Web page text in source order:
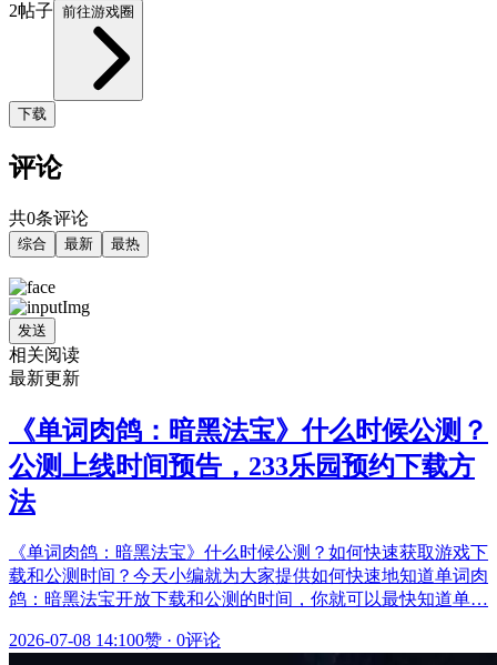
2帖子 前往游戏圈
下载
评论
共0条评论
综合 最新 最热
发送
相关阅读
最新更新
《单词肉鸽：暗黑法宝》什么时候公测？
公测上线时间预告，233乐园预约下载方
法
《单词肉鸽：暗黑法宝》什么时候公测？如何快速获取游戏下
载和公测时间？今天小编就为大家提供如何快速地知道单词肉
鸽：暗黑法宝开放下载和公测的时间，你就可以最快知道单…
2026-07-08 14:100赞 · 0评论